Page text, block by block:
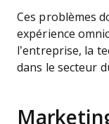
Ces problèmes
expérience
l’entreprise, la
dans le secteur